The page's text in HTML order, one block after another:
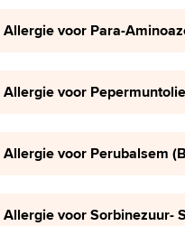
Allergie voor Para-
Allergie voor
Allergie voor Perubalsem
Allergie voor Sorbinezuur-